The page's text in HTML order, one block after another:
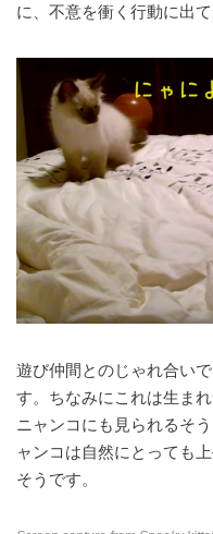
に、不意を衝く行動に出
遊び仲間とのじゃれ合い
す。ちなみにこれは生ま
ニャンコにも見られるそ
ャンコは自然にとっても
そうです。